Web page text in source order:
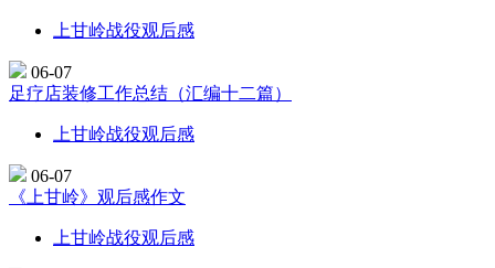
上甘岭战役观后感
06-07
足疗店装修工作总结（汇编十二篇）
上甘岭战役观后感
06-07
《上甘岭》观后感作文
上甘岭战役观后感